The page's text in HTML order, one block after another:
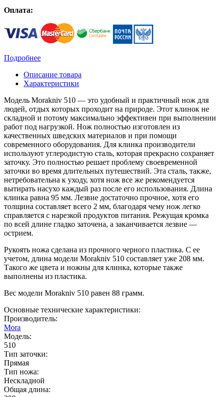
Оплата:
Подробнее
Описание товара
Характеристики
Модель Morakniv 510 — это удобный и практичный нож для
людей, отдых которых проходит на природе. Этот клинок не
складной и потому максимально эффективен при выполнении
работ под нагрузкой. Нож полностью изготовлен из
качественных шведских материалов и при помощи
современного оборудования. Для клинка производители
используют углеродистую сталь, которая прекрасно сохраняет
заточку. Это полностью решает проблему своевременной
заточки во время длительных путешествий. Эта сталь, также,
нетребовательна к уходу, хотя нож все же рекомендуется
вытирать насухо каждый раз после его использования. Длина
клинка равна 95 мм. Лезвие достаточно прочное, хотя его
толщина составляет всего 2 мм, благодаря чему нож легко
справляется с нарезкой продуктов питания. Режущая кромка
по всей длине гладко заточена, а заканчивается лезвие —
острием.
Рукоять ножа сделана из прочного черного пластика. С ее
учетом, длина модели Morakniv 510 составляет уже 208 мм.
Такого же цвета и ножны для клинка, которые также
выполнены из пластика.
Вес модели Morakniv 510 равен 88 грамм.
Основные технические характеристики:
Производитель:
Mora
Модель:
510
Тип заточки:
Прямая
Тип ножа:
Нескладной
Общая длина: